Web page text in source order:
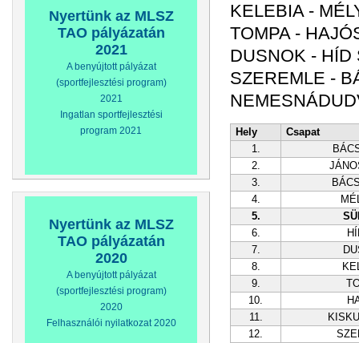
Nyertünk az MLSZ
TAO pályázatán
2021
A benyújtott pályázat
(sportfejlesztési program)
2021
Ingatlan sportfejlesztési
program 2021
Nyertünk az MLSZ
TAO pályázatán
2020
A benyújtott pályázat
(sportfejlesztési program)
2020
Felhasználói nyilatkozat 2020
KELEBIA -
TOMPA -
DUSNOK - HÍD
SZEREMLE -
Hely
Csapat
1.
2.
3.
4.
5.
6.
7.
8.
9.
10.
11.
12.